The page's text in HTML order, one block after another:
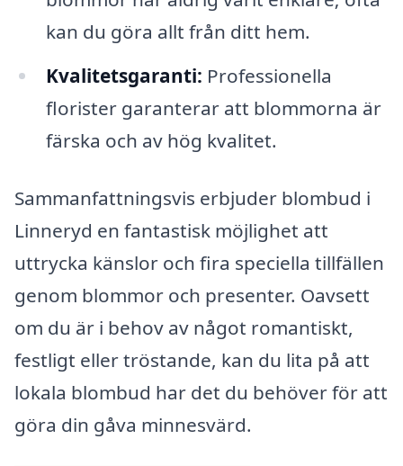
kan du göra allt från ditt hem.
Kvalitetsgaranti: Professionella
florister garanterar att blommorna är
färska och av hög kvalitet.
Sammanfattningsvis erbjuder blombud i
Linneryd en fantastisk möjlighet att
uttrycka känslor och fira speciella tillfällen
genom blommor och presenter. Oavsett
om du är i behov av något romantiskt,
festligt eller tröstande, kan du lita på att
lokala blombud har det du behöver för att
göra din gåva minnesvärd.